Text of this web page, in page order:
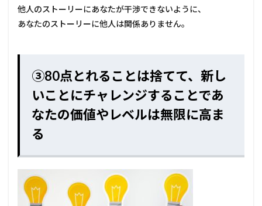
他人のストーリーにあなたが干渉できないように、
あなたのストーリーに他人は関係ありません。
③80点とれることは捨てて、新し
いことにチャレンジすることであ
なたの価値やレベルは無限に高ま
る